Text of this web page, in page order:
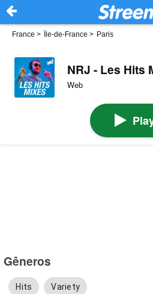
France > Île-de-France > Paris
NRJ - Les Hits
Web
Gêneros
Hits Variety